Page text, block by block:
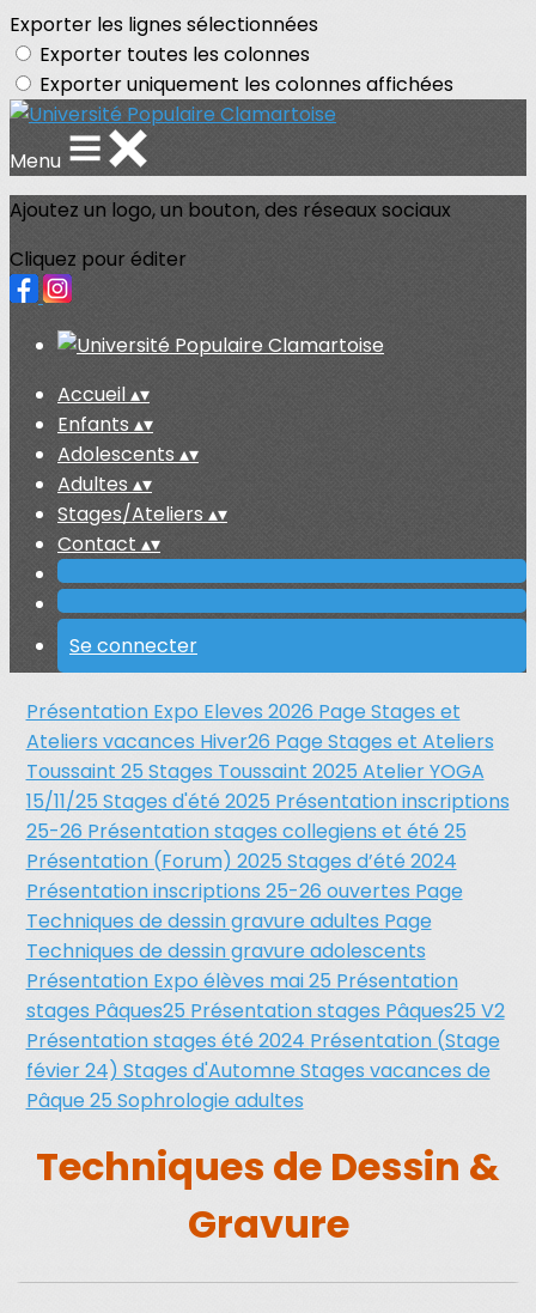
Exporter les lignes sélectionnées
Exporter toutes les colonnes
Exporter uniquement les colonnes affichées
Menu
Ajoutez un logo, un bouton, des réseaux sociaux
Cliquez pour éditer
Accueil▴▾
Enfants▴▾
Adolescents ▴▾
Adultes ▴▾
Stages/Ateliers▴▾
Contact ▴▾
Se connecter
Présentation Expo Eleves 2026 Page Stages et
Ateliers vacances Hiver26 Page Stages et Ateliers
Toussaint 25 Stages Toussaint 2025Atelier YOGA
15/11/25 Stages d'été 2025 Présentation inscriptions
25-26 Présentation stages collegiens et été 25
Présentation (Forum) 2025 Stages d’été 2024
Présentation inscriptions 25-26 ouvertes Page
Techniques de dessin gravure adultes Page
Techniques de dessin gravure adolescents
Présentation Expo élèves mai 25 Présentation
stages Pâques25 Présentation stages Pâques25 V2
Présentation stages été 2024 Présentation (Stage
févier 24) Stages d'AutomneStages vacances de
Pâque 25 Sophrologie adultes
Techniques de Dessin &
Gravure